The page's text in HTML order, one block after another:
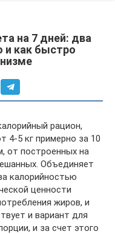
на 7 дней: два
и как быстро
рацион,
4-5 кг примерно за 10
от построенных на
Объединяет
калорийностью
ценности
жиров, и
и вариант для
и за счет этого